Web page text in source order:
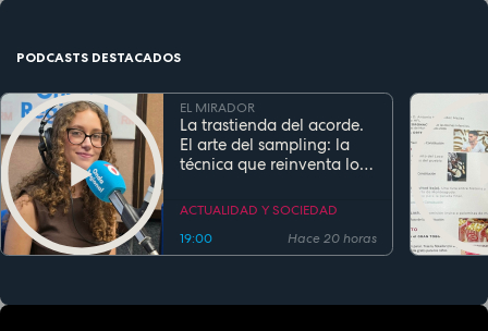
PODCASTS DESTACADOS
EL MIRADOR
La trastienda del acorde.
El arte del sampling: la
técnica que reinventa los
actual
ACTUALIDAD Y SOCIEDAD
19:00
Hace 20 horas